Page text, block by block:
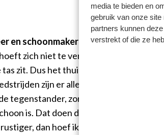
media te bieden en
gebruik van onze
partners kunnen
verstrekt of die ze
en schoonmaker
zich niet te vervelen, stelt Kramer.
zit. Dus het thuis- of uittenue en de
zijn er allemaal kleine taken: we
tegenstander, zorgen dat alle deuren
is. Dat doen de spelers overigens
dan hoef ik geen koffie voor